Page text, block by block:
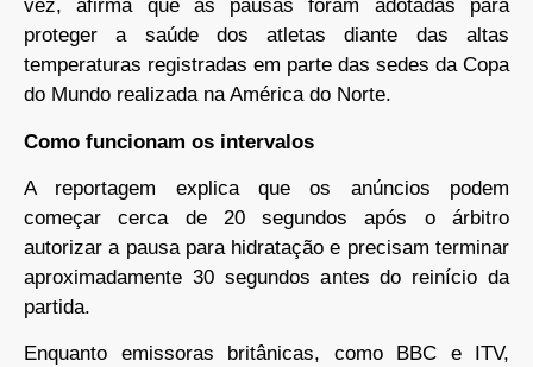
vez, afirma que as pausas foram adotadas para
proteger a saúde dos atletas diante das altas
temperaturas registradas em parte das sedes da Copa
do Mundo realizada na América do Norte.
Como funcionam os intervalos
A reportagem explica que os anúncios podem
começar cerca de 20 segundos após o árbitro
autorizar a pausa para hidratação e precisam terminar
aproximadamente 30 segundos antes do reinício da
partida.
Enquanto emissoras britânicas, como BBC e ITV,